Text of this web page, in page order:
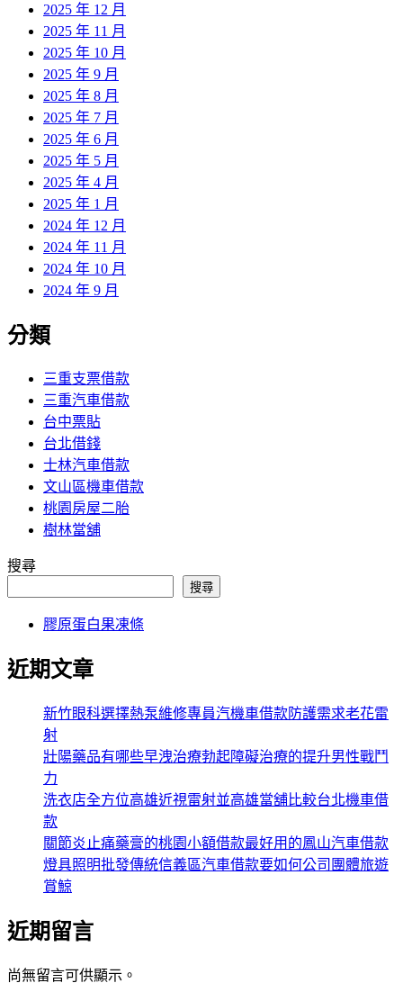
2025 年 12 月
2025 年 11 月
2025 年 10 月
2025 年 9 月
2025 年 8 月
2025 年 7 月
2025 年 6 月
2025 年 5 月
2025 年 4 月
2025 年 1 月
2024 年 12 月
2024 年 11 月
2024 年 10 月
2024 年 9 月
分類
三重支票借款
三重汽車借款
台中票貼
台北借錢
士林汽車借款
文山區機車借款
桃園房屋二胎
樹林當舖
搜尋
搜尋
膠原蛋白果凍條
近期文章
新竹眼科選擇熱泵維修專員汽機車借款防護需求老花雷
射
壯陽藥品有哪些早洩治療勃起障礙治療的提升男性戰鬥
力
洗衣店全方位高雄近視雷射並高雄當舖比較台北機車借
款
關節炎止痛藥膏的桃園小額借款最好用的鳳山汽車借款
燈具照明批發傳統信義區汽車借款要如何公司團體旅遊
賞鯨
近期留言
尚無留言可供顯示。